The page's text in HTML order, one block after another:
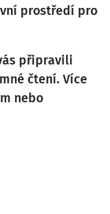
prostředí pro
připravili
čtení. Více
nebo